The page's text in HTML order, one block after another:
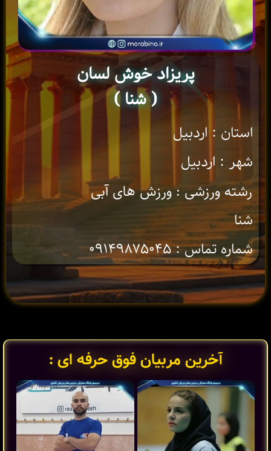
پریزاد خوش لسان
( شنا )
استان : اردبیل
شهر : اردبیل
رشته ورزشی : ورزش های آبی
شنا
شماره تماس : ۰۹۱۴۹۸۷۵۰۴۵
آخرین مربیان فوق حرفه ای :